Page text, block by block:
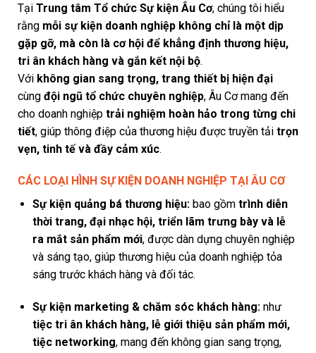
Tại Trung tâm Tổ chức Sự kiện Âu Cơ, chúng tôi hiểu
rằng mỗi sự kiện doanh nghiệp không chỉ là một dịp
gặp gỡ, mà còn là cơ hội để khẳng định thương hiệu,
tri ân khách hàng và gắn kết nội bộ.
Với không gian sang trọng, trang thiết bị hiện đại
cùng đội ngũ tổ chức chuyên nghiệp, Âu Cơ mang đến
cho doanh nghiệp trải nghiệm hoàn hảo trong từng chi
tiết, giúp thông điệp của thương hiệu được truyền tải trọn
vẹn, tinh tế và đầy cảm xúc.
CÁC LOẠI HÌNH SỰ KIỆN DOANH NGHIỆP TẠI ÂU CƠ
Sự kiện quảng bá thương hiệu:bao gồm trình diễn
thời trang, đại nhạc hội, triển lãm trưng bày và lễ
ra mắt sản phẩm mới, được dàn dựng chuyên nghiệp
và sáng tạo, giúp thương hiệu của doanh nghiệp tỏa
sáng trước khách hàng và đối tác.
Sự kiện marketing & chăm sóc khách hàng:như
tiệc tri ân khách hàng, lễ giới thiệu sản phẩm mới,
tiệc networking, mang đến không gian sang trọng,